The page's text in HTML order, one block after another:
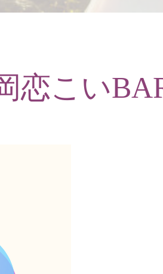
恋こい